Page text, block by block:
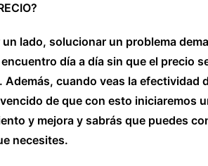
un lado, solucionar un problema
día a día sin que el precio
Además, cuando veas la efectividad
de que con esto iniciaremos
y mejora y sabrás que puedes
necesites.